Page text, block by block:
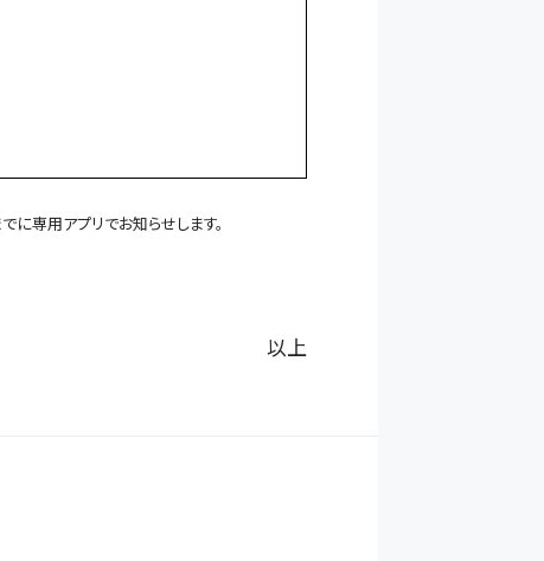
に専用アプリでお知らせします。
以上